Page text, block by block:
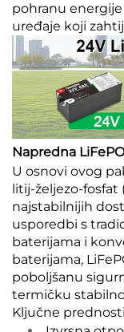
pohranu
uređaje koji
Napredna
U osnovi ovog
litij-željezo-fosfat
najstabilnijih
usporedbi s
baterijama i
baterijama,
poboljšanu
termičku
Ključne